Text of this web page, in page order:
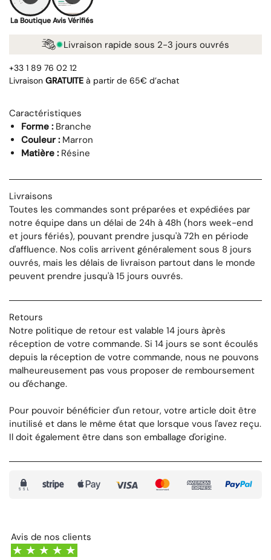
La Boutique Avis Vérifiés
Livraison rapide sous 2-3 jours ouvrés
+33 1 89 76 02 12
Livraison GRATUITE à partir de 65€ d’achat
Caractéristiques
Forme : Branche
Couleur : Marron
Matière : Résine
Livraisons
Toutes les commandes sont préparées et expédiées par
notre équipe dans un délai de 24h à 48h (hors week-end
et jours fériés), pouvant prendre jusqu'à 72h en période
d'affluence. Nos colis arrivent généralement sous 8 jours
ouvrés, mais les délais de livraison partout dans le monde
peuvent prendre jusqu'à 15 jours ouvrés.
Retours
Notre politique de retour est valable 14 jours àprès
réception de votre commande. Si 14 jours se sont écoulés
depuis la réception de votre commande, nous ne pouvons
malheureusement pas vous proposer de remboursement
ou d'échange.
Pour pouvoir bénéficier d'un retour, votre article doit être
inutilisé et dans le même état que lorsque vous l'avez reçu.
Il doit également être dans son emballage d'origine.
Avis de nos clients